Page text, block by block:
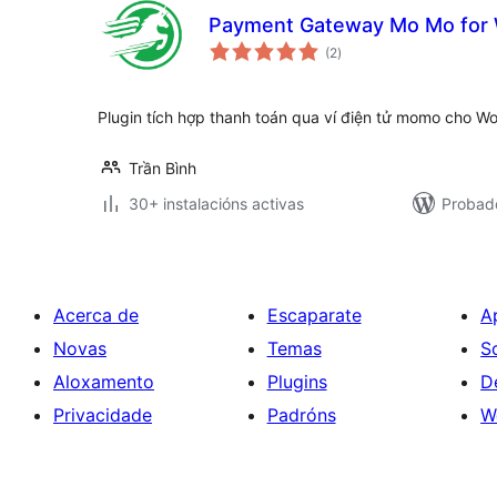
Payment Gateway Mo Mo for
(2valoracións
totais
)
Plugin tích hợp thanh toán qua ví điện tử momo cho
Trần Bình
30+ instalacións activas
Acerca de
Novas
Aloxamento
Privacidade
Escaparate
Temas
Plugins
Padróns